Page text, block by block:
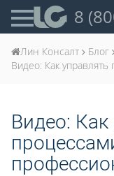
8
Лин Консалт
Блог
Видео: Как
Видео: Как